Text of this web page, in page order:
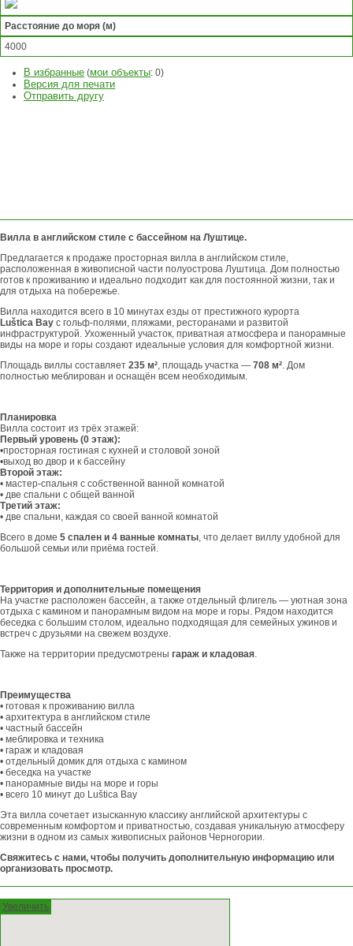
Расстояние до моря (м)
4000
В избранные (мои объекты: 0)
Версия для печати
Отправить другу
Вилла в английском стиле с бассейном на Луштице.
Предлагается к продаже просторная вилла в английском стиле,
расположенная в живописной части полуострова Луштица. Дом полностью
готов к проживанию и идеально подходит как для постоянной жизни, так и
для отдыха на побережье.
Вилла находится всего в 10 минутах езды от престижного курорта
Luštica Bay с гольф-полями, пляжами, ресторанами и развитой
инфраструктурой. Ухоженный участок, приватная атмосфера и панорамные
виды на море и горы создают идеальные условия для комфортной жизни.
Площадь виллы составляет 235 м², площадь участка — 708 м². Дом
полностью меблирован и оснащён всем необходимым.
Планировка
Вилла состоит из трёх этажей:
Первый уровень (0 этаж):
•просторная гостиная с кухней и столовой зоной
•выход во двор и к бассейну
Второй этаж:
• мастер-спальня с собственной ванной комнатой
• две спальни с общей ванной
Третий этаж:
• две спальни, каждая со своей ванной комнатой
Всего в доме 5 спален и 4 ванные комнаты, что делает виллу удобной для
большой семьи или приёма гостей.
Территория и дополнительные помещения
На участке расположен бассейн, а также отдельный флигель — уютная зона
отдыха с камином и панорамным видом на море и горы. Рядом находится
беседка с большим столом, идеально подходящая для семейных ужинов и
встреч с друзьями на свежем воздухе.
Также на территории предусмотрены гараж и кладовая.
Преимущества
• готовая к проживанию вилла
• архитектура в английском стиле
• частный бассейн
• меблировка и техника
• гараж и кладовая
• отдельный домик для отдыха с камином
• беседка на участке
• панорамные виды на море и горы
• всего 10 минут до Luštica Bay
Эта вилла сочетает изысканную классику английской архитектуры с
современным комфортом и приватностью, создавая уникальную атмосферу
жизни в одном из самых живописных районов Черногории.
Свяжитесь с нами, чтобы получить дополнительную информацию или
организовать просмотр.
Увеличить